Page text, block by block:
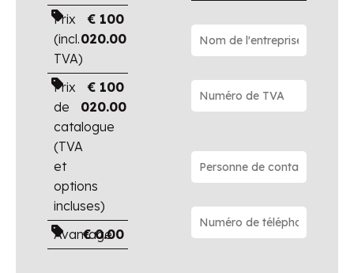
Prix
(incl.
TVA)
€ 100
020.00
Prix
de
catalogue
(TVA
et
options
incluses)
€ 100
020.00
Avantage
€0.00